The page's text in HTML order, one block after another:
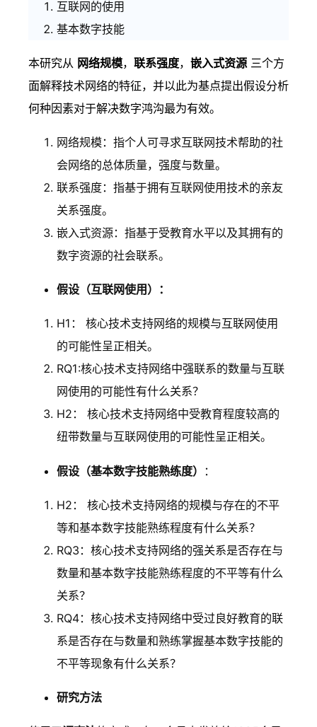
互联网的使用
基本数字技能
本研究从 网络规模， 联系强度， 嵌入式资源 三个方
面解释技术网络的特征，并以此为基点提出假设分析
何种因素对于解决数字鸿沟最为有效。
网络规模：指个人可寻求互联网技术帮助的社
会网络的总体质量，强度与数量。
联系强度：指基于拥有互联网使用技术的亲友
关系强度。
嵌入式资源：指基于受教育水平以及其拥有的
数字资源的社会联系。
假设（互联网使用）：
H1： 核心技术支持网络的规模与互联网使用
的可能性呈正相关。
RQ1:核心技术支持网络中强联系的数量与互联
网使用的可能性有什么关系？
H2： 核心技术支持网络中受教育程度较高的
纽带数量与互联网使用的可能性呈正相关。
假设（基本数字技能熟练度） ：
H2： 核心技术支持网络的规模与存在的不平
等和基本数字技能熟练程度有什么关系？
RQ3：核心技术支持网络的强关系是否存在与
数量和基本数字技能熟练程度的不平等有什么
关系？
RQ4：核心技术支持网络中受过良好教育的联
系是否存在与数量和熟练掌握基本数字技能的
不平等现象有什么关系？
研究方法